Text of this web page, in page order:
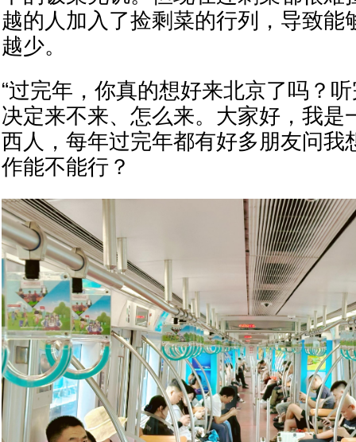
越的人加入了捡剩菜的行列，导致能
越少。
“过完年，你真的想好来北京了吗？
决定来不来、怎么来。大家好，我是
西人，每年过完年都有好多朋友问我
作能不能行？